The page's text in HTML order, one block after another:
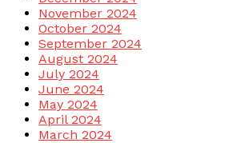
November 2024
October 2024
September 2024
August 2024
July 2024
June 2024
May 2024
April 2024
March 2024